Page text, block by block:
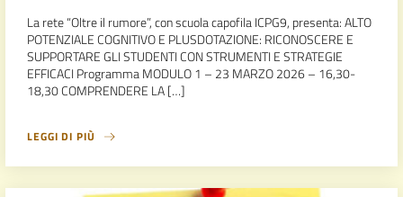
La rete “Oltre il rumore”, con scuola capofila ICPG9, presenta: ALTO
POTENZIALE COGNITIVO E PLUSDOTAZIONE: RICONOSCERE E
SUPPORTARE GLI STUDENTI CON STRUMENTI E STRATEGIE
EFFICACI Programma MODULO 1 – 23 MARZO 2026 – 16,30-
18,30 COMPRENDERE LA […]
LEGGI DI PIÙ